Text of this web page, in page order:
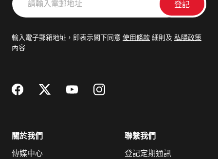
輸
郵
輸入電子郵箱地址，即表示閣下同意 使用條款 細則及 私隱政策
內容
關於我們
傳媒中心
聯繫我們
登記定期通訊